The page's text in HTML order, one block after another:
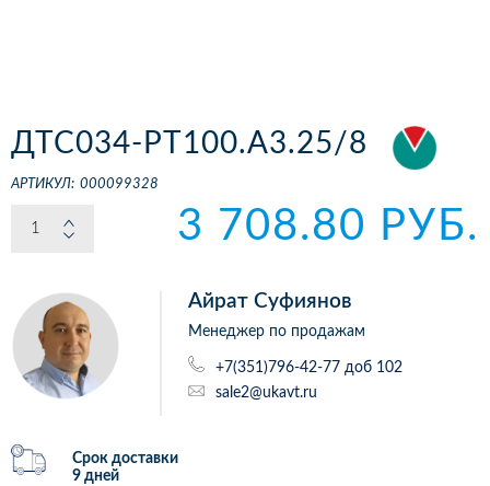
ДТС034-РТ100.А3.25/8
АРТИКУЛ: 000099328
3 708.80 РУБ.
Айрат Суфиянов
Менеджер по продажам
+7(351)796-42-77 доб 102
sale2@ukavt.ru
Срок доставки
9 дней